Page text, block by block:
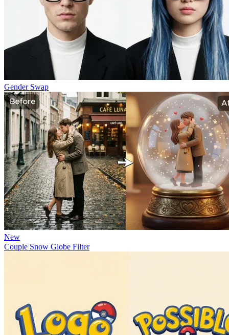
Gender Swap
New
Couple Snow Globe Filter